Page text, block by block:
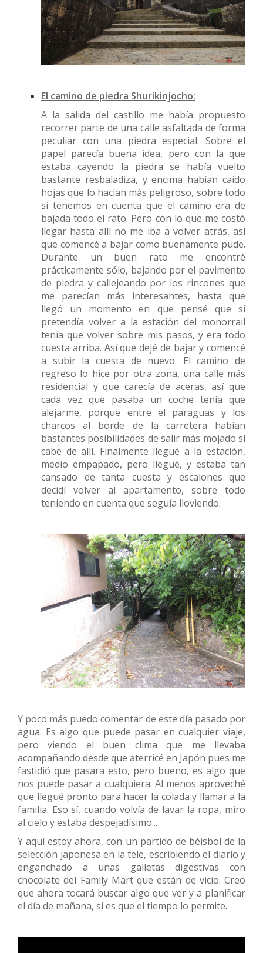
El camino de piedra Shurikinjocho:
A la salida del castillo me había propuesto
recorrer parte de una calle asfaltada de forma
peculiar con una piedra especial. Sobre el
papel parecía buena idea, pero con la que
estaba cayendo la piedra se había vuelto
bastante resbaladiza, y encima habían caido
hojas que lo hacían más peligroso, sobre todo
si tenemos en cuenta que el camino era de
bajada todo el rato. Pero con lo que me costó
llegar hasta allí no me iba a volver atrás, así
que comencé a bajar como buenamente pude.
Durante un buen rato me encontré
prácticamente sólo, bajando por el pavimento
de piedra y callejeando por los rincones que
me parecían más interesantes, hasta que
llegó un momento en que pensé que si
pretendía volver a la estación del monorrail
tenía que volver sobre mis pasos, y era todo
cuesta arriba. Así que dejé de bajar y comencé
a subir la cuesta de nuevo. El camino de
regreso lo hice por otra zona, una calle más
residencial y que carecía de aceras, así que
cada vez que pasaba un coche tenía que
alejarme, porque entre el paraguas y los
charcos al borde de la carretera habían
bastantes posibilidades de salir más mojado si
cabe de allí. Finalmente llegué a la estación,
medio empapado, pero llegué, y estaba tan
cansado de tanta cuesta y escalones que
decidí volver al apartamento, sobre todo
teniendo en cuenta que seguía lloviendo.
Y poco más puedo comentar de este día pasado por
agua. Es algo que puede pasar en cualquier viaje,
pero viendo el buen clima que me llevaba
acompañando desde que aterricé en Japón pues me
fastidió que pasara esto, pero bueno, es algo que
nos puede pasar a cualquiera. Al menos aproveché
que llegué pronto para hacer la colada y llamar a la
familia. Eso sí, cuando volvía de lavar la ropa, miro
al cielo y estaba despejadísimo...
Y aquí estoy ahora, con un partido de béisbol de la
selección japonesa en la tele, escribiendo el diario y
enganchado a unas galletas digestivas con
chocolate del Family Mart que están de vicio. Creo
que ahora tocará buscar algo que ver y a planificar
el día de mañana, si es que el tiempo lo permite.